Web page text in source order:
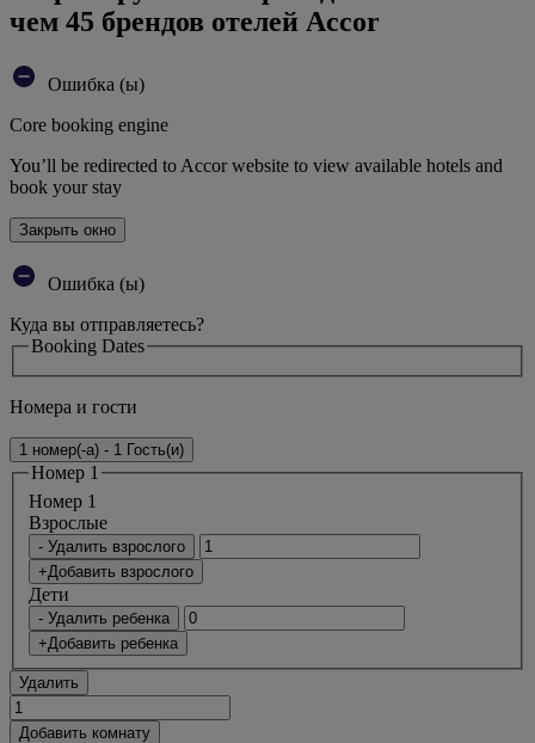
чем 45 брендов отелей Accor
Ошибка (ы)
Core booking engine
You’ll be redirected to Accor website to view available hotels and
book your stay
Закрыть окно
Ошибка (ы)
Куда вы отправляетесь?
Booking Dates
Номера и гости
1 номер(-а) - 1 Гость(и)
Номер 1
Номер 1
Bзрослые
- Удалить взрослого
+Добавить взрослого
Дети
- Удалить ребенка
+Добавить ребенка
Удалить
Добавить комнату